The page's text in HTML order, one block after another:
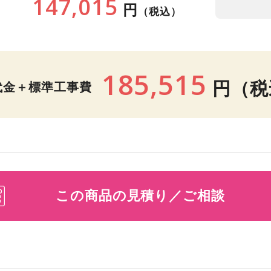
147,015 円 （税込）
金＋標準工事費 185,515 円 （
この商品の見積り／ご相談